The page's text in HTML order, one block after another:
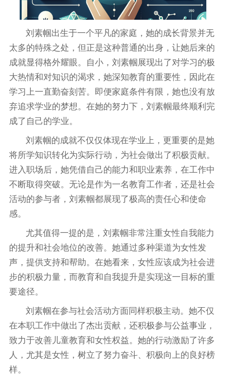
刘素帼出生于一个平凡的家庭，她的成长背景并无
太多的特殊之处，但正是这种普通的出身，让她后来的
成就显得格外耀眼。自小，刘素帼展现出了对学习的极
大热情和对知识的渴求，她深知教育的重要性，因此在
学习上一直勤奋刻苦。即便家庭条件有限，她也没有放
弃追求学业的梦想。在她的努力下，刘素帼最终顺利完
成了自己的学业。
刘素帼的成就不仅仅体现在学业上，更重要的是她
将所学知识转化为实际行动，为社会做出了积极贡献。
进入职场后，她凭借自己的能力和职业素养，在工作中
不断取得突破。无论是作为一名教育工作者，还是社会
活动的参与者，刘素帼都展现了极高的责任心和使命
感。
尤其值得一提的是，刘素帼非常注重女性自我能力
的提升和社会地位的改善。她通过多种渠道为女性发
声，提供支持和帮助。在她看来，女性应该成为社会进
步的积极力量，而教育和自我提升是实现这一目标的重
要途径。
刘素帼在参与社会活动方面同样积极主动。她不仅
在本职工作中做出了杰出贡献，还积极参与公益事业，
致力于改善儿童教育和女性权益。她的行动激励了许多
人，尤其是女性，树立了努力奋斗、积极向上的良好榜
样。